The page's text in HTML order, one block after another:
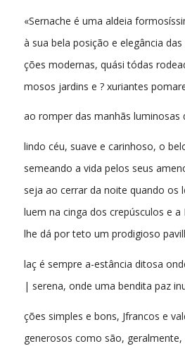
«Sernache é uma aldeia
à sua bela posição e elegância
ções modernas, quási tódas
mosos jardins e ? xuriantes
ao romper das manhãs
lindo céu, suave e carinhoso, o
semeando a vida pelos seus
seja ao cerrar da noite quando os
luem na cinga dos crepúsculos e a
lhe dá por teto um prodigioso
laç é sempre a-estância ditosa
| serena, onde uma bendita paz
ções simples e bons, Jfrancos e
generosos como são,